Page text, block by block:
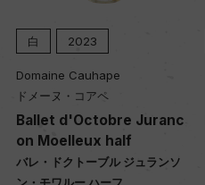
格付
ー
入数
白 2023
Domaine Cauhape
ドメーヌ・コアペ
Ballet d'Octobre Juranc
on Moelleux half
バレ・ドクトーブル ジュランソ
ン・モワルー ハーフ